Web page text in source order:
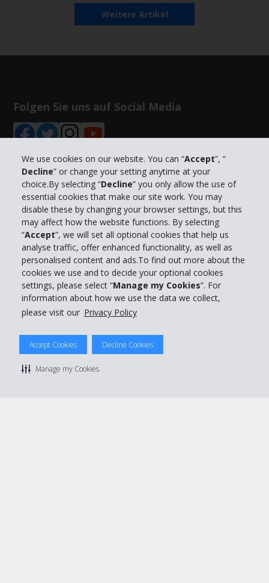
We use cookies on our website. You can “Accept”, “
Decline” or change your setting anytime at your
choice.By selecting “Decline” you only allow the use of
essential cookies that make our site work. You may
disable these by changing your browser settings, but this
may affect how the website functions. By selecting
“Accept”, we will set all optional cookies that help us
analyse traffic, offer enhanced functionality, as well as
personalised content and ads.To find out more about the
cookies we use and to decide your optional cookies
settings, please select “Manage my Cookies”. For
information about how we use the data we collect,
please visit our Privacy Policy
Accept Cookies Decline Cookies
Manage my Cookies
Weitere Artikel
Folgen Sie uns auf Social Media
Unternehmensinformation
Partner
Kundenservice
Mieten bei Hertz
© 2026 The Hertz System, Inc.
Datenschutzrichtlinie
Sitemap Cookies verwalten